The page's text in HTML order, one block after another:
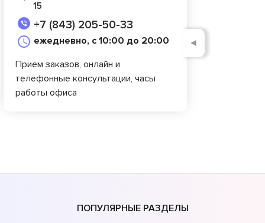
15
+7 (843) 205-50-33
ежедневно, с 10:00 до 20:00
Приём заказов, онлайн и
телефонные консультации, часы
работы офиса
◄
ПОПУЛЯРНЫЕ РАЗДЕЛЫ